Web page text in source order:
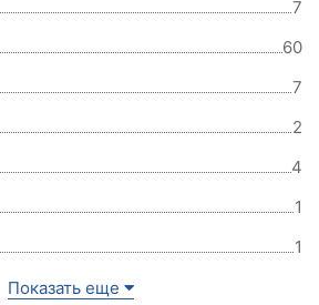
7
60
7
2
4
1
1
Показать еще